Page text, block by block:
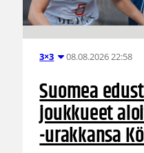
3×3 08.08.2026 22:58
Suomea
joukkueet
-urakkansa